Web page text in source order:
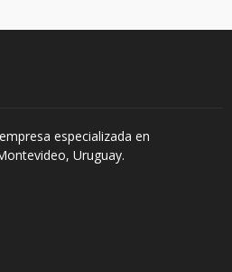
especializada en
Uruguay.